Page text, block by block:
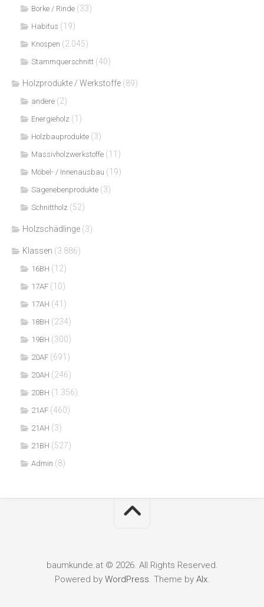
Borke / Rinde (33)
Habitus (19)
Knospen (2.045)
Stammquerschnitt (40)
Holzprodukte / Werkstoffe (89)
andere (2)
Energieholz (1)
Holzbauprodukte (3)
Massivholzwerkstoffe (11)
Möbel- / Innenausbau (19)
Sägenebenprodukte (3)
Schnittholz (52)
Holzschädlinge (3)
Klassen (3.886)
16BH (12)
17AF (10)
17AH (41)
18BH (234)
19BH (300)
20AF (691)
20AH (246)
20BH (1.356)
21AF (460)
21AH (3)
21BH (527)
Admin (8)
baumkunde.at © 2026. All Rights Reserved.
Powered by WordPress. Theme by Alx.